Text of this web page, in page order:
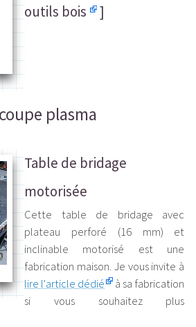
outils bois ]
plasma
Table de bridage
motorisée
Cette table de bridage avec
plateau perforé (16 mm) et
inclinable motorisé est une
fabrication maison. Je vous invite à
lire l'article dédié
à sa fabrication
si vous souhaitez plus